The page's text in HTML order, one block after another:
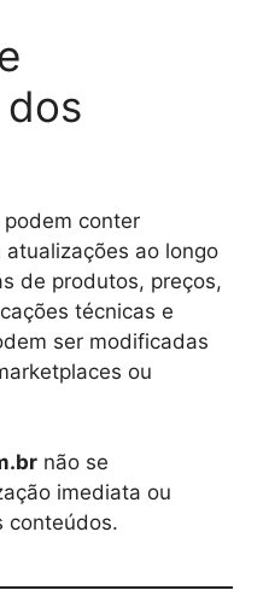
conter
ao longo
de produtos, preços,
técnicas e
ser modificadas
ou
não se
imediata ou
conteúdos.